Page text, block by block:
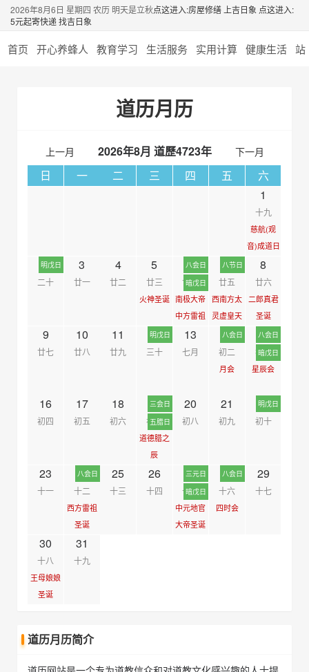
2026年8月6日 星期四 农历 明天是立秋点这进入:房屋修缮 上吉日象 点这进入:
5元起寄快递 找吉日象
首页 开心养蜂人 教育学习 生活服务 实用计算 健康生活 站
道历月历
上一月 2026年8月 道歷4723年 下一月
日 一 二 三 四 五
六
1
十九
慈航(观
音)成道日
2
二十
明戊日 3
廿一
4
廿二
5
廿三
火神圣诞
6
廿四
南极大帝
中方雷祖
圣诞
关圣帝君
八会日
暗戊日
7
廿五
西南方太
灵虚皇天
尊同梵炁
始素天君
下降
八节日 8
廿六
二郎真君
圣诞
9
廿七
10
廿八
11
廿九
12
三十
明戊日 13
七月
14
初二
月会
八会日 15
初三
星辰会
八会日
暗戊日
16
初四
17
初五
18
初六
19
初七
道德腊之
辰
庆生中会
三会日
五腊日
20
初八
21
初九
22
初十
明戊日
23
十一
24
十二
西方雷祖
圣诞
日会
八会日 25
十三
26
十四
27
十五
中元地官
大帝圣诞
三元日
暗戊日
28
十六
四时会
八会日 29
十七
30
十八
王母娘娘
圣诞
31
十九
道历月历简介